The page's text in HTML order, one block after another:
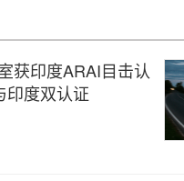
获印度ARAI目击认
印度双认证